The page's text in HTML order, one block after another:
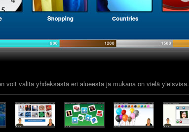
voit valita yhdeksästä eri alueesta ja mukana on vielä yleisvisa.